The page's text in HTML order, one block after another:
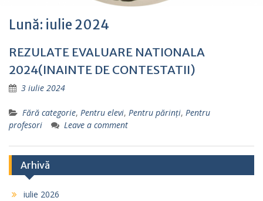
Lună: iulie 2024
REZULATE EVALUARE NATIONALA
2024(INAINTE DE CONTESTATII)
3 iulie 2024
Fără categorie, Pentru elevi, Pentru părinţi, Pentru
profesori
Leave a comment
Arhivă
iulie 2026